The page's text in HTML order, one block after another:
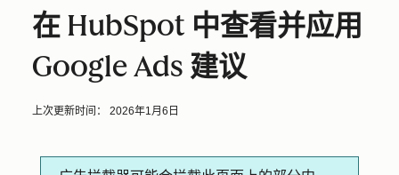
在 HubSpot 中查看并应用
Google Ads 建议
上次更新时间： 2026年1月6日